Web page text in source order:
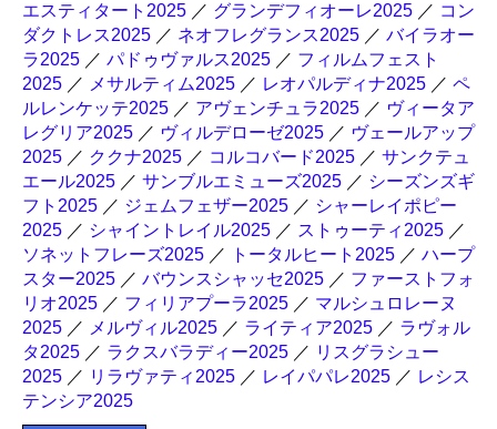
エスティタート2025 ／ グランデフィオーレ2025 ／ コン
ダクトレス2025 ／ ネオフレグランス2025 ／ バイラオー
ラ2025 ／ パドゥヴァルス2025 ／ フィルムフェスト
2025 ／ メサルティム2025 ／ レオパルディナ2025 ／ ペ
ルレンケッテ2025 ／ アヴェンチュラ2025 ／ ヴィータア
レグリア2025 ／ ヴィルデローゼ2025 ／ ヴェールアップ
2025 ／ ククナ2025 ／ コルコバード2025 ／ サンクテュ
エール2025 ／ サンブルエミューズ2025 ／ シーズンズギ
フト2025 ／ ジェムフェザー2025 ／ シャーレイポピー
2025 ／ シャイントレイル2025 ／ ストゥーティ2025 ／
ソネットフレーズ2025 ／ トータルヒート2025 ／ ハープ
スター2025 ／ バウンスシャッセ2025 ／ ファーストフォ
リオ2025 ／ フィリアプーラ2025 ／ マルシュロレーヌ
2025 ／ メルヴィル2025 ／ ライティア2025 ／ ラヴォル
タ2025 ／ ラクスバラディー2025 ／ リスグラシュー
2025 ／ リラヴァティ2025 ／ レイパパレ2025 ／ レシス
テンシア2025